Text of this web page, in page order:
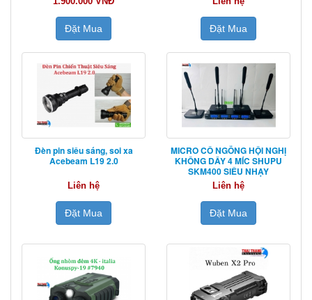
Đặt Mua Đặt Mua
Đèn pin siêu sáng, soi xa
Acebeam L19 2.0
Liên hệ
Đặt Mua
MICRO CỔ NGỖNG HỘI NGHỊ
KHÔNG DÂY 4 MÍC SHUPU
SKM400 SIÊU NHẠY
Liên hệ
Đặt Mua